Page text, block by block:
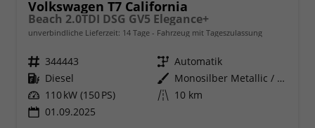
Volkswagen T7 California
Beach 2.0TDI DSG GV5 Elegance+
unverbindliche Lieferzeit: 14 Tage Fahrzeug mit Tageszulassung
Fahrzeugnr. 344443 Getriebe Automatik
Kraftstoff Diesel Außenfarbe
Monosilber Metallic / Energeticorange Metallic
Leistung 110 kW (150 PS) Kilometerstand 10 km
01.09.2025